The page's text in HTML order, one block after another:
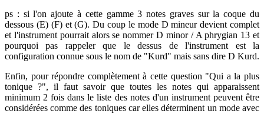
ps : si l'on ajoute à cette gamme 3 notes graves sur la coque du
dessous (E) (F) et (G). Du coup le mode D mineur devient complet
et l'instrument pourrait alors se nommer D minor / A phrygian 13 et
pourquoi pas rappeler que le dessus de l'instrument est la
configuration connue sous le nom de "Kurd" mais sans dire D Kurd.
Enfin, pour répondre complètement à cette question "Qui a la plus
tonique ?", il faut savoir que toutes les notes qui apparaissent
minimum 2 fois dans le liste des notes d'un instrument peuvent être
considérées comme des toniques car elles déterminent un mode avec